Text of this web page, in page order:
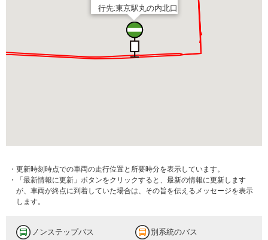
行先:東京駅丸の内北口
・更新時刻時点での車両の走行位置と所要時分を表示しています。
・「最新情報に更新」ボタンをクリックすると、最新の情報に更新します
が、車両が終点に到着していた場合は、その旨を伝えるメッセージを表示
します。
ノンステップバス 別系統のバス